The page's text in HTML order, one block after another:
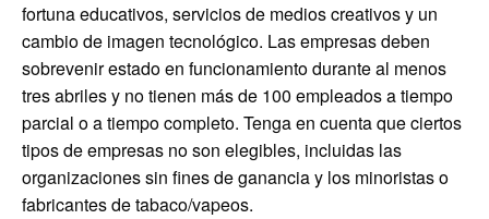
fortuna educativos, servicios de medios creativos y un
cambio de imagen tecnológico. Las empresas deben
sobrevenir estado en funcionamiento durante al menos
tres abriles y no tienen más de 100 empleados a tiempo
parcial o a tiempo completo. Tenga en cuenta que ciertos
tipos de empresas no son elegibles, incluidas las
organizaciones sin fines de ganancia y los minoristas o
fabricantes de tabaco/vapeos.